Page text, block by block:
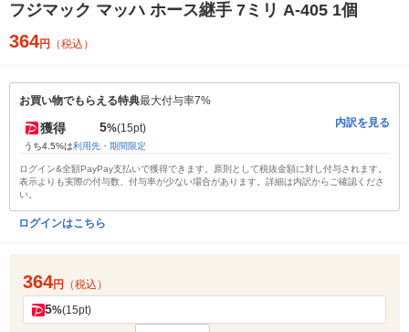
フジマック マッハ ホース継手 7ミリ A-405 1個
364円 （税込）
お買い物でもらえる特典最大付与率7%
獲得 5%(15pt)
うち4.5%は利用先・期間限定
内訳を見る
ログイン&全額PayPay支払いで獲得できます。原則として税抜金額に対し付与されます。
表示よりも実際の付与数、付与率が少ない場合があります。詳細は内訳からご確認くださ
い。
ログインはこちら
364円 （税込）
5%(15pt)